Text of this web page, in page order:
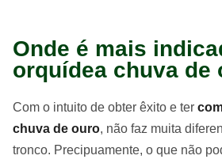
Onde é mais
orquídea chuva de
Com o intuito de obter êxito e ter
chuva de ouro, não faz muita
tronco. Precipuamente, o que não